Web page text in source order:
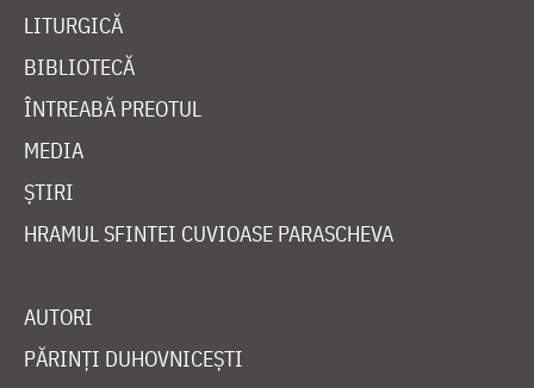
LITURGICĂ
BIBLIOTECĂ
ÎNTREABĂ PREOTUL
MEDIA
ȘTIRI
HRAMUL SFINTEI CUVIOASE PARASCHEVA
AUTORI
PĂRINȚI DUHOVNICEȘTI